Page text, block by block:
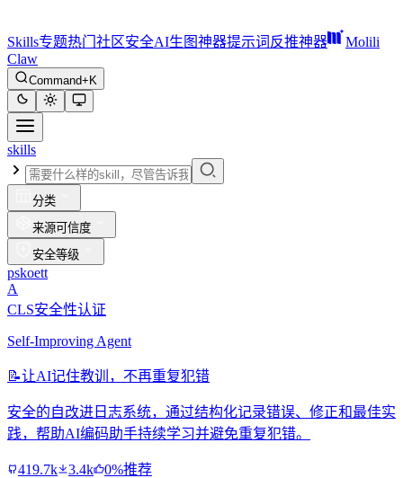
Skills专题热门 社区安全AI生图神器提示词反推神器
Molili
Claw
Command+K
skills
分类
来源可信度
安全等级
pskoett
A
CLS安全性认证
Self-Improving Agent
📝让AI记住教训，不再重复犯错
安全的自改进日志系统，通过结构化记录错误、修正和最佳实
践，帮助AI编码助手持续学习并避免重复犯错。
419.7k 3.4k
0%推荐